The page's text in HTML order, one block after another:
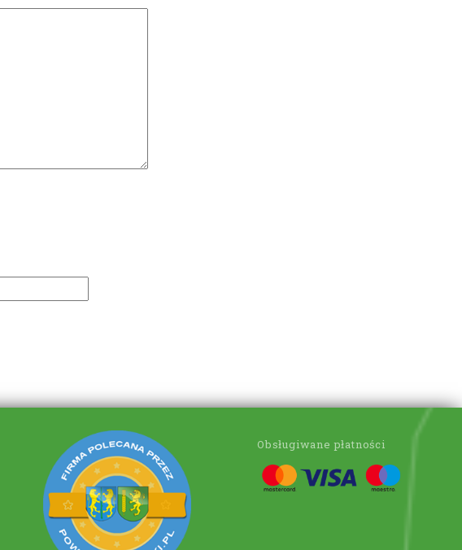
Obsługiwane płatności